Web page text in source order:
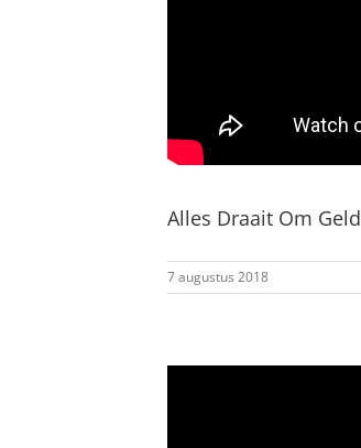
Alles Draait Om Geld
7 augustus 2018